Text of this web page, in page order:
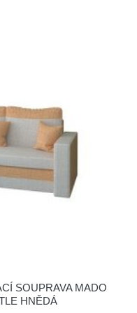
SOUPRAVA MADO
HNĚDÁ